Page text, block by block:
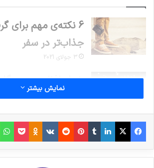
6 نکته‌ی مهم
جذاب‌تر در سفر
3 جولای 2021
خداحافظی زود
ملی فوتسال از
30 سپتامبر 2021
نمایش بیشتر
فیس بوک X لینکدین
‫تامبلر‫پین‌ترست
‫رددیت‫VKontakteپاکت